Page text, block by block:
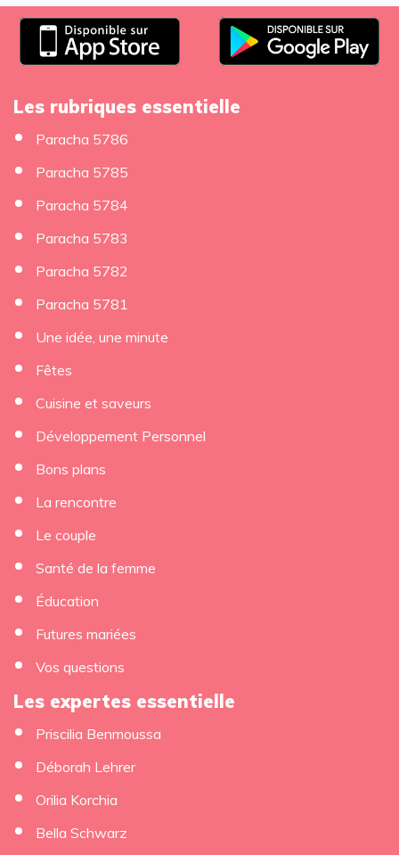
Les rubriques essentielle
Paracha 5786
Paracha 5785
Paracha 5784
Paracha 5783
Paracha 5782
Paracha 5781
Une idée, une minute
Fêtes
Cuisine et saveurs
Développement Personnel
Bons plans
La rencontre
Le couple
Santé de la femme
Éducation
Futures mariées
Vos questions
Les expertes essentielle
Priscilia Benmoussa
Déborah Lehrer
Orilia Korchia
Bella Schwarz